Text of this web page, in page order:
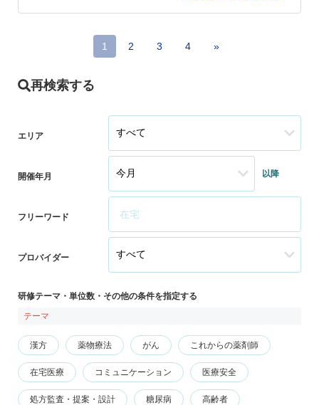
1 2 3 4 »
再検索する
エリア
開催年月 以降
フリーワード
プロバイダー
研修テーマ・単位数・その他の条件を指定する
テーマ
漢方 薬物療法 がん これからの薬剤師
在宅医療 コミュニケーション 医療安全
処方監査・提案・設計 糖尿病 高齢者